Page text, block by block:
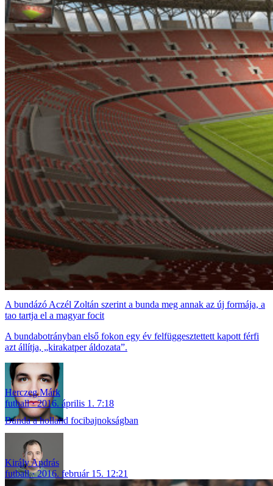
A bundázó Aczél Zoltán szerint a bunda meg annak az új formája, a
tao tartja el a magyar focit
A bundabotrányban első fokon egy év felfüggesztettett kapott férfi
azt állítja, „kirakatper áldozata”.
Herczeg Márk
futball
2016. április 1. 7:18
Bunda a holland focibajnokságban
Király András
futball
2016. február 15. 12:21